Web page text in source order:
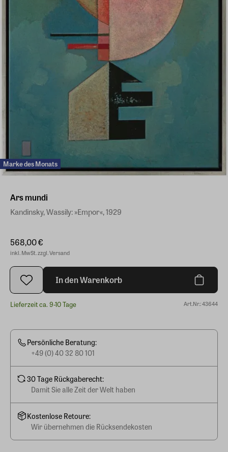
Marke des Monats
Ars mundi
Kandinsky, Wassily: »Empor«, 1929
568,00 €
inkl. MwSt. zzgl. Versand
In den Warenkorb
Lieferzeit ca. 9-10 Tage Art.Nr.: 43644
Persönliche Beratung:
+49 (0) 40 32 80 101
30 Tage Rückgaberecht:
Damit Sie alle Zeit der Welt haben
Kostenlose Retoure:
Wir übernehmen die Rücksendekosten